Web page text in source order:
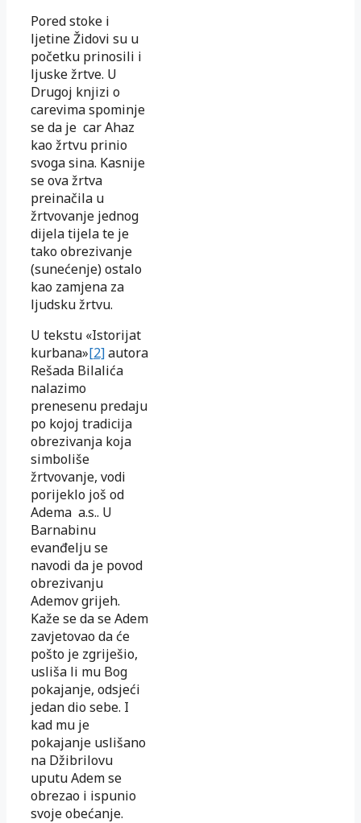
Pored stoke i
ljetine Židovi su u
početku prinosili i
ljuske žrtve. U
Drugoj knjizi o
carevima spominje
se da je car Ahaz
kao žrtvu prinio
svoga sina. Kasnije
se ova žrtva
preinačila u
žrtvovanje jednog
dijela tijela te je
tako obrezivanje
(sunećenje) ostalo
kao zamjena za
ljudsku žrtvu.
U tekstu «Istorijat
kurbana»[2]autora
Rešada Bilalića
nalazimo
prenesenu predaju
po kojoj tradicija
obrezivanja koja
simboliše
žrtvovanje, vodi
porijeklo još od
Adema a.s.. U
Barnabinu
evanđelju se
navodi da je povod
obrezivanju
Ademov grijeh.
Kaže se da se Adem
zavjetovao da će
pošto je zgriješio,
usliša li mu Bog
pokajanje, odsjeći
jedan dio sebe. I
kad mu je
pokajanje uslišano
na Džibrilovu
uputu Adem se
obrezao i ispunio
svoje obećanje.